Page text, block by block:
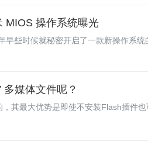
MIOS 操作系统曝光
早些时候就秘密开启了一款新操作系
统深度定制。MIOS是一种基于浏览器
媒体文件呢？
其最大优势是即使不安装Flash插件也